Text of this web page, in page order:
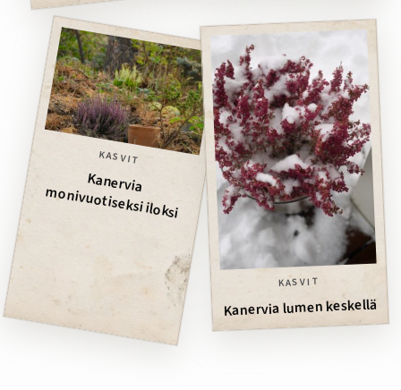
KASVIT
Kanervia
m
onivuotiseksi iloksi
KASVIT
Kanervia lumen keskellä